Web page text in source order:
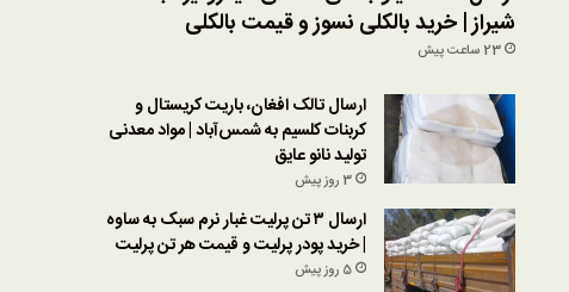
شیراز | خرید بالکلی نسوز و قیمت بالکلی
23 ساعت پیش
ارسال تالک افغان، باریت کریستال و
کربنات کلسیم به شمس‌آباد | مواد معدنی
تولید نانو عایق
3 روز پیش
ارسال ۳ تن پرلیت غبار نرم سبک به ساوه
| خرید پودر پرلیت و قیمت هر تن پرلیت
5 روز پیش